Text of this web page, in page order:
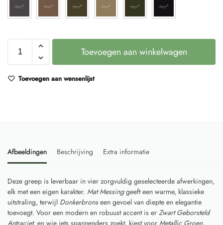
Toevoegen aan winkelwagen
Toevoegen aan wensenlijst
Afbeeldingen Beschrijving Extra informatie
Deze greep is leverbaar in vier zorgvuldig geselecteerde afwerkingen,
elk met een eigen karakter. Mat Messinggeeft een warme, klassieke
uitstraling, terwijl Donkerbronseen gevoel van diepte en elegantie
toevoegt. Voor een modern en robuust accent is er Zwart Geborsteld